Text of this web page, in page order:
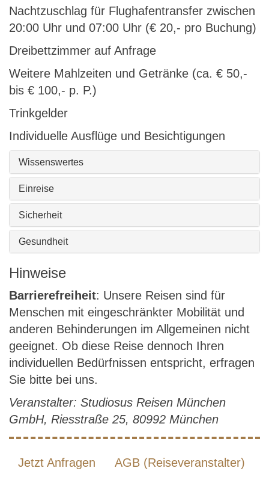
Nachtzuschlag für Flughafentransfer zwischen
20:00 Uhr und 07:00 Uhr (€ 20,- pro Buchung)
Dreibettzimmer auf Anfrage
Weitere Mahlzeiten und Getränke (ca. € 50,-
bis € 100,- p. P.)
Trinkgelder
Individuelle Ausflüge und Besichtigungen
Wissenswertes
Einreise
Sicherheit
Gesundheit
Hinweise
Barrierefreiheit: Unsere Reisen sind für
Menschen mit eingeschränkter Mobilität und
anderen Behinderungen im Allgemeinen nicht
geeignet. Ob diese Reise dennoch Ihren
individuellen Bedürfnissen entspricht, erfragen
Sie bitte bei uns.
Veranstalter: Studiosus Reisen München
GmbH, Riesstraße 25, 80992 München
Jetzt Anfragen AGB (Reiseveranstalter)